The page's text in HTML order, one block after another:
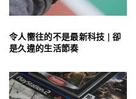
令人嚮往的不是最新科技 | 卻
是久違的生活節奏